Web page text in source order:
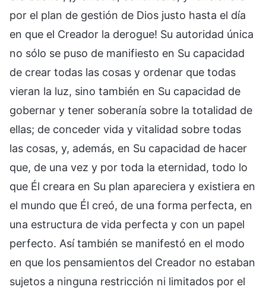
por el plan de gestión de Dios justo hasta el día
en que el Creador la derogue! Su autoridad única
no sólo se puso de manifiesto en Su capacidad
de crear todas las cosas y ordenar que todas
vieran la luz, sino también en Su capacidad de
gobernar y tener soberanía sobre la totalidad de
ellas; de conceder vida y vitalidad sobre todas
las cosas, y, además, en Su capacidad de hacer
que, de una vez y por toda la eternidad, todo lo
que Él creara en Su plan apareciera y existiera en
el mundo que Él creó, de una forma perfecta, en
una estructura de vida perfecta y con un papel
perfecto. Así también se manifestó en el modo
en que los pensamientos del Creador no estaban
sujetos a ninguna restricción ni limitados por el